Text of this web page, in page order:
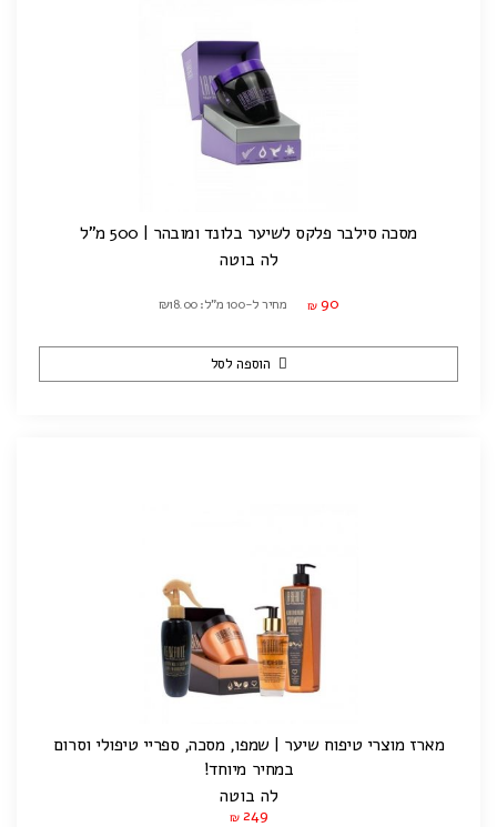
מסכה סילבר פלקס לשיער בלונד ומובהר | 500 מ"ל
לה בוטה
₪ 90 מחיר ל-100 מ"ל: ₪18.00
הוספה לסל
מארז מוצרי טיפוח שיער | שמפו, מסכה, ספריי טיפולי וסרום
במחיר מיוחד!
לה בוטה
₪ 249